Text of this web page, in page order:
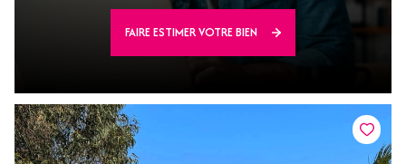
FAIRE ESTIMER VOTRE BIEN